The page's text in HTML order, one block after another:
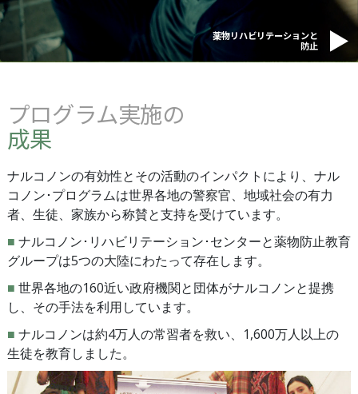
薬物リハビリテーションと
防止
プログラム実施の
成果
ナルコノンの有効性とその活動のインパクトにより、ナル
コノン･プログラムは世界各地の警察官、地域社会の有力
者、生徒、家族から称賛と支持を受けています。
■ ナルコノン･リハビリテーション･センターと薬物防止教育
グループは5つの大陸にわたって存在します。
■ 世界各地の160近い政府機関と団体がナルコノンと提携
し、その手法を利用しています。
■ ナルコノンは約4万人の常習者を救い、1,600万人以上の
生徒を教育しました。